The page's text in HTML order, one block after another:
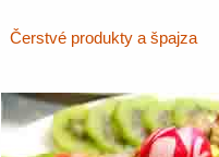
Čerstvé produkty a špajza